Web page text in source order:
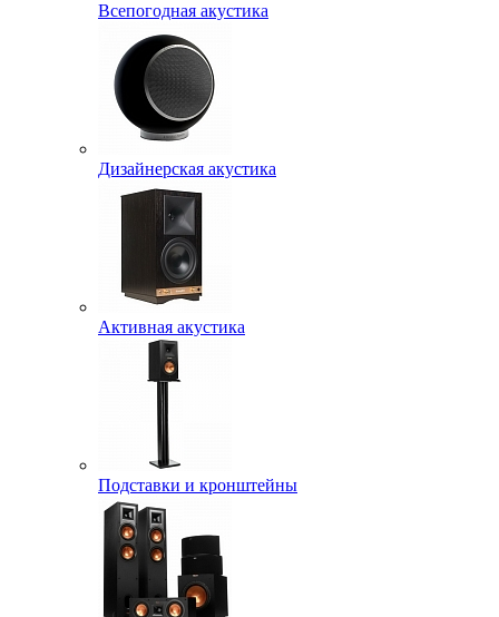
Всепогодная акустика
Дизайнерская акустика
Активная акустика
Подставки и кронштейны